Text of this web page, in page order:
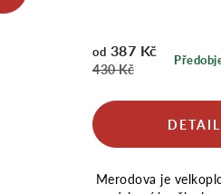
od 387 Kč
430 Kč
Merodova je